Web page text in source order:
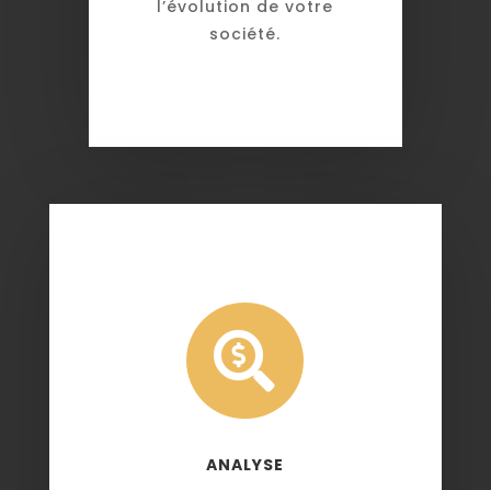
l’évolution de votre
société.

ANALYSE